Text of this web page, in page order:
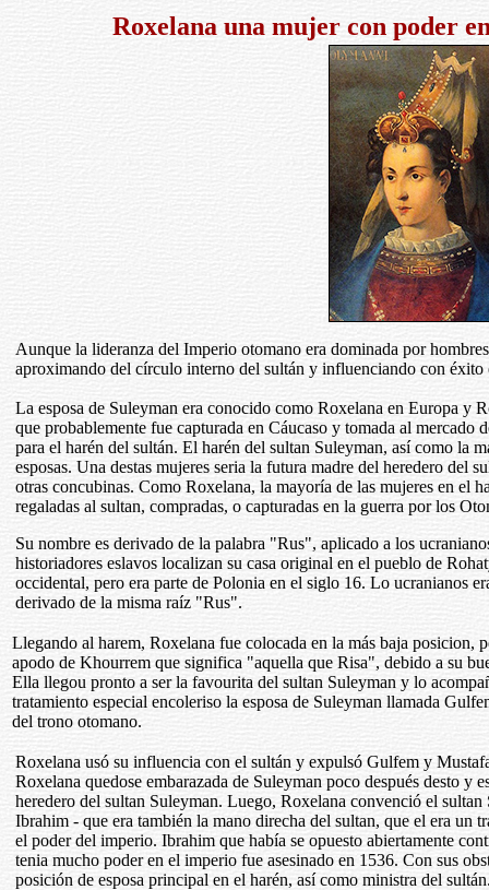
Roxelana una mujer con poder
Aunque la lideranza del Imperio otomano era dominada por
aproximando del círculo interno del sultán y influenciando con
La esposa de Suleyman era conocido como Roxelana en Europa y
que probablemente fue capturada en Cáucaso y tomada al mercado
para el harén del sultán. El harén del sultan Suleyman, así como la
esposas. Una destas mujeres seria la futura madre del heredero del
otras concubinas. Como Roxelana, la mayoría de las mujeres en el
regaladas al sultan, compradas, o capturadas en la guerra por los
Su nombre es derivado de la palabra "Rus", aplicado a los
historiadores eslavos localizan su casa original en el pueblo de
occidental, pero era parte de Polonia en el siglo 16. Lo ucranianos
derivado de la misma raíz "Rus".
Llegando al harem, Roxelana fue colocada en la más baja posicion,
apodo de Khourrem que significa "aquella que Risa", debido a su
Ella llegou pronto a ser la favourita del sultan Suleyman y lo
tratamiento especial encoleriso la esposa de Suleyman llamada
del trono otomano.
Roxelana usó su influencia con el sultán y expulsó Gulfem y
Roxelana quedose embarazada de Suleyman poco después desto y
heredero del sultan Suleyman. Luego, Roxelana convenció el
Ibrahim - que era también la mano direcha del sultan, que el era un
el poder del imperio. Ibrahim que había se opuesto abiertamente
tenia mucho poder en el imperio fue asesinado en 1536. Con sus
posición de esposa principal en el harén, así como ministra del